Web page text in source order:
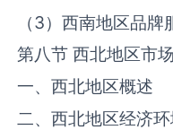
（3）西南地区品牌
第八节 西北地区市
一、西北地区概述
二、西北地区经济